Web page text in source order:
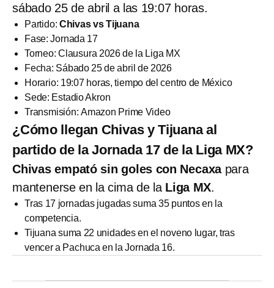
sábado 25 de abril a las 19:07 horas.
Partido: Chivas vs Tijuana
Fase: Jornada 17
Torneo: Clausura 2026 de la Liga MX
Fecha: Sábado 25 de abril de 2026
Horario: 19:07 horas, tiempo del centro de México
Sede: Estadio Akron
Transmisión: Amazon Prime Video
¿Cómo llegan Chivas y Tijuana al
partido de la Jornada 17 de la Liga MX?
Chivas empató sin goles con Necaxapara
mantenerse en la cima de la Liga MX.
Tras 17 jornadas jugadas suma 35 puntos en la
competencia.
Tijuana suma 22 unidades en el noveno lugar, tras
vencer a Pachuca en la Jornada 16.